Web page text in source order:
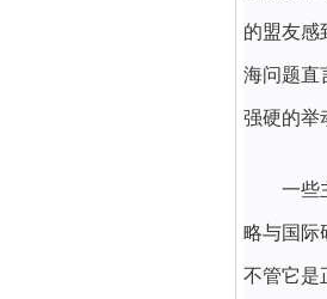
的盟友感
海问题直
强硬的举
一些
略与国际
不管它是